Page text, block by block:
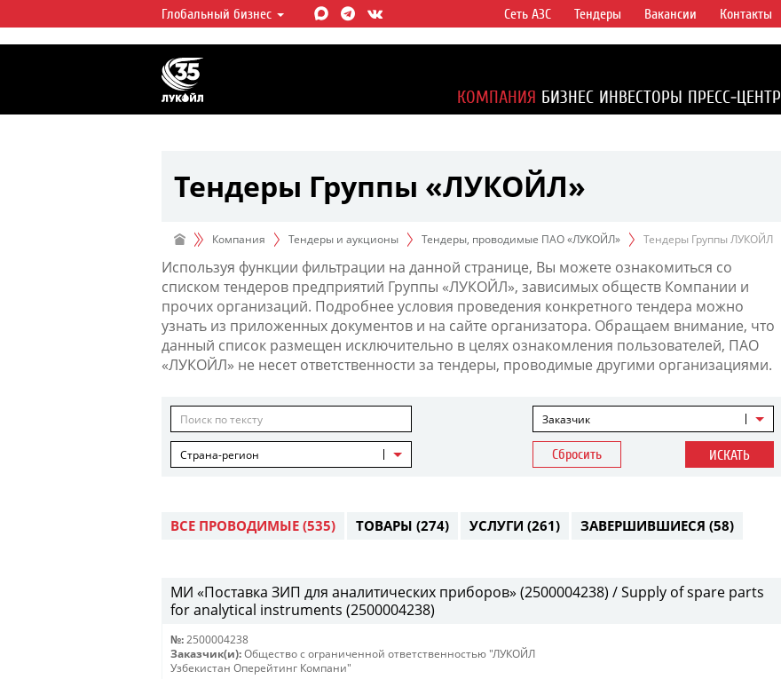
ЛУКОЙЛ СЕГОДНЯ
ЛУКОЙЛ — одна из крупнейших вертикально
интегрированных нефтегазовых компаний в
мире, на долю которой приходится более 2%
мировой добычи нефти и около 1% доказанных
Глобальный бизнес Сеть АЗС Тендеры Вакансии Контакты
КОМПАНИЯ БИЗНЕС ИНВЕСТОРЫ ПРЕСС-ЦЕНТР
Тендеры Группы «ЛУКОЙЛ»
Компания Тендеры и аукционы Тендеры, проводимые ПАО «ЛУКОЙЛ» Тендеры Группы ЛУКОЙЛ
Используя функции фильтрации на данной странице, Вы можете ознакомиться со
списком тендеров предприятий Группы «ЛУКОЙЛ», зависимых обществ Компании и
прочих организаций. Подробнее условия проведения конкретного тендера можно
узнать из приложенных документов и на сайте организатора. Обращаем внимание, что
данный список размещен исключительно в целях ознакомления пользователей, ПАО
«ЛУКОЙЛ» не несет ответственности за тендеры, проводимые другими организациями.
Заказчик
Страна-регион Сбросить ИСКАТЬ
ВСЕ ПРОВОДИМЫЕ (535) ТОВАРЫ (274) УСЛУГИ (261) ЗАВЕРШИВШИЕСЯ (58)
МИ «Поставка ЗИП для аналитических приборов» (2500004238) / Supply of spare parts
for analytical instruments (2500004238)
№: 2500004238
Заказчик(и): Общество с ограниченной ответственностью "ЛУКОЙЛ
Узбекистан Оперейтинг Компани"